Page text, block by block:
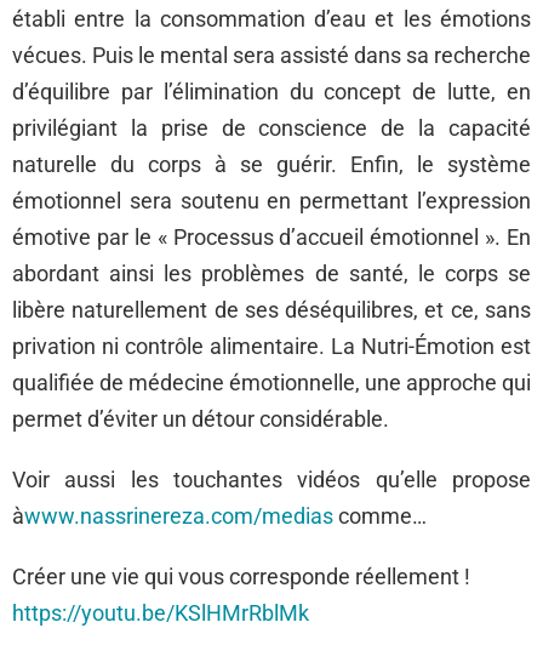
établi entre la consommation d’eau et les émotions
vécues. Puis le mental sera assisté dans sa recherche
d’équilibre par l’élimination du concept de lutte, en
privilégiant la prise de conscience de la capacité
naturelle du corps à se guérir. Enfin, le système
émotionnel sera soutenu en permettant l’expression
émotive par le « Processus d’accueil émotionnel ». En
abordant ainsi les problèmes de santé, le corps se
libère naturellement de ses déséquilibres, et ce, sans
privation ni contrôle alimentaire. La Nutri-Émotion est
qualifiée de médecine émotionnelle, une approche qui
permet d’éviter un détour considérable.
Voir aussi les touchantes vidéos qu’elle propose
àwww.nassrinereza.com/mediascomme…
Créer une vie qui vous corresponde réellement !
https://youtu.be/KSlHMrRblMk